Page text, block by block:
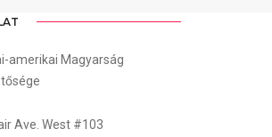
amerikai Magyarság
Ave. West #103